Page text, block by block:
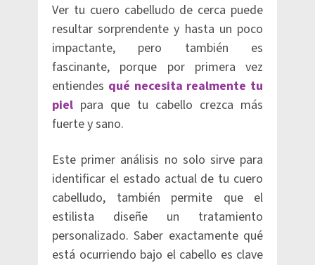
Ver tu cuero cabelludo de cerca puede
resultar sorprendente y hasta un poco
impactante, pero también es
fascinante, porque por primera vez
entiendes qué necesita realmente tu
piel para que tu cabello crezca más
fuerte y sano.
Este primer análisis no solo sirve para
identificar el estado actual de tu cuero
cabelludo, también permite que el
estilista diseñe un tratamiento
personalizado. Saber exactamente qué
está ocurriendo bajo el cabello es clave